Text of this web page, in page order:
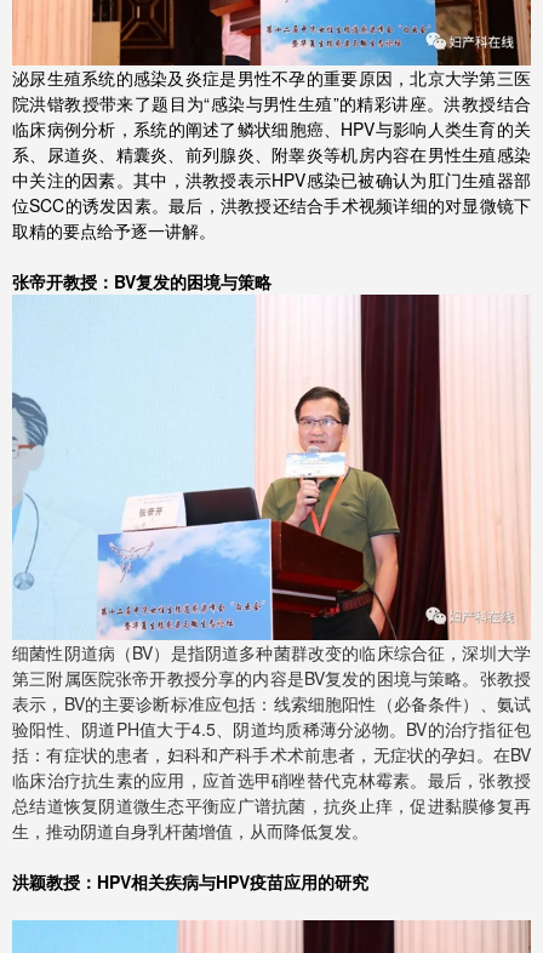
泌尿生殖系统的感染及炎症是男性不孕的重要原因，北京大学第三医
院洪锴教授带来了题目为“感染与男性生殖”的精彩讲座。洪教授结合
临床病例分析，系统的阐述了鳞状细胞癌、HPV与影响人类生育的关
系、尿道炎、精囊炎、前列腺炎、附睾炎等机房内容在男性生殖感染
中关注的因素。其中，洪教授表示HPV感染已被确认为肛门生殖器部
位SCC的诱发因素。最后，洪教授还结合手术视频详细的对显微镜下
取精的要点给予逐一讲解。
张帝开教授：BV复发的困境与策略
细菌性阴道病（BV）是指阴道多种菌群改变的临床综合征，深圳大学
第三附属医院张帝开教授分享的内容是BV复发的困境与策略。张教授
表示，BV的主要诊断标准应包括：线索细胞阳性（必备条件）、氨试
验阳性、阴道PH值大于4.5、阴道均质稀薄分泌物。BV的治疗指征包
括：有症状的患者，妇科和产科手术术前患者，无症状的孕妇。在BV
临床治疗抗生素的应用，应首选甲硝唑替代克林霉素。最后，张教授
总结道恢复阴道微生态平衡应广谱抗菌，抗炎止痒，促进黏膜修复再
生，推动阴道自身乳杆菌增值，从而降低复发。
洪颖教授：HPV相关疾病与HPV疫苗应用的研究